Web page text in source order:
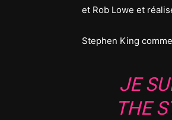
et Rob Lowe et
Stephen King
JE
THE